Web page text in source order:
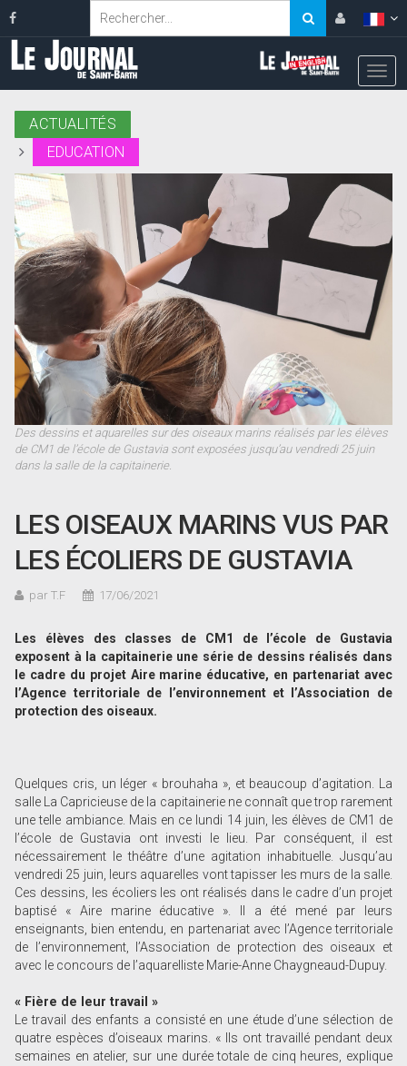
ACTUALITÉS
EDUCATION
Des dessins et aquarelles sur des oiseaux marins réalisés par les élèves
de CM1 de l’école de Gustavia sont exposées jusqu’au vendredi 25 juin
dans la salle de la capitainerie.
LES OISEAUX MARINS VUS PAR
LES ÉCOLIERS DE GUSTAVIA
par T.F 17/06/2021
Les élèves des classes de CM1 de l’école de Gustavia
exposent à la capitainerie une série de dessins réalisés dans
le cadre du projet Aire marine éducative, en partenariat avec
l’Agence territoriale de l’environnement et l’Association de
protection des oiseaux.
Quelques cris, un léger « brouhaha », et beaucoup d’agitation. La
salle La Capricieuse de la capitainerie ne connaît que trop rarement
une telle ambiance. Mais en ce lundi 14 juin, les élèves de CM1 de
l’école de Gustavia ont investi le lieu. Par conséquent, il est
nécessairement le théâtre d’une agitation inhabituelle. Jusqu’au
vendredi 25 juin, leurs aquarelles vont tapisser les murs de la salle.
Ces dessins, les écoliers les ont réalisés dans le cadre d’un projet
baptisé « Aire marine éducative ». Il a été mené par leurs
enseignants, bien entendu, en partenariat avec l’Agence territoriale
de l’environnement, l’Association de protection des oiseaux et
avec le concours de l’aquarelliste Marie-Anne Chaygneaud-Dupuy.
« Fière de leur travail »
Le travail des enfants a consisté en une étude d’une sélection de
quatre espèces d’oiseaux marins. « Ils ont travaillé pendant deux
semaines en atelier, sur une durée totale de cinq heures, explique